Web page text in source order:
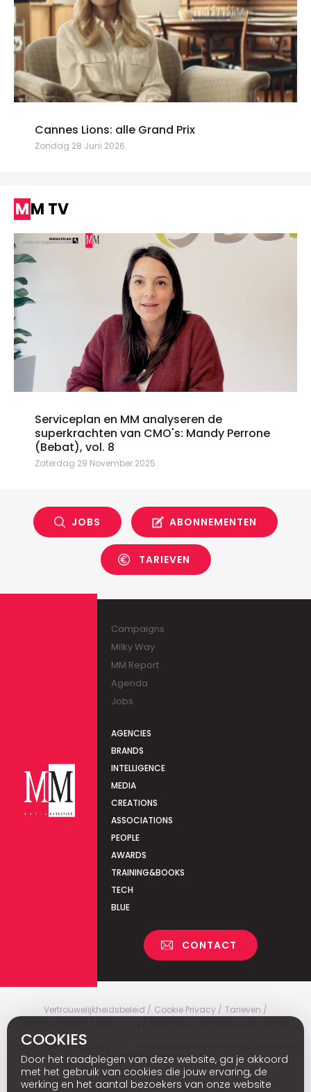
Cannes Lions: alle Grand Prix
Zondag 28 Juni 2026
MM TV
Serviceplan en MM analyseren de
superkrachten van CMO's: Mandy Perrone
(Bebat), vol. 8
Zaterdag 29 November 2025
JOBS ABONNEMENTEN
TARIEVEN
Campaigns
Milky Way
MM Report
Agenda
Jobs
AGENCIES
BRANDS
INTELLIGENCE
MEDIA
CREATIONS
ASSOCIATIONS
PEOPLE
AWARDS
TRAINING&BOOKS
TECH
BLUE
CONTACT
Vertrouwelijkheidsbeleid Cookie Privacy
Tarieven
Media Marketing
the content of external sites.
Fr
COOKIES
Door het raadplegen van deze website, ga je akkoord
met het gebruik van cookies die jouw ervaring, de
werking en het aantal bezoekers van onze website